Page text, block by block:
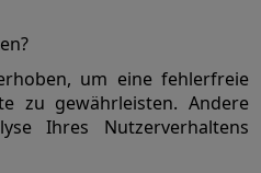
um eine fehlerfreie
zu gewährleisten. Andere
Ihres Nutzerverhaltens